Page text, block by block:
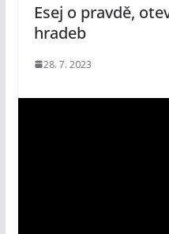
Esej o pravdě,
hradeb
28. 7. 2023